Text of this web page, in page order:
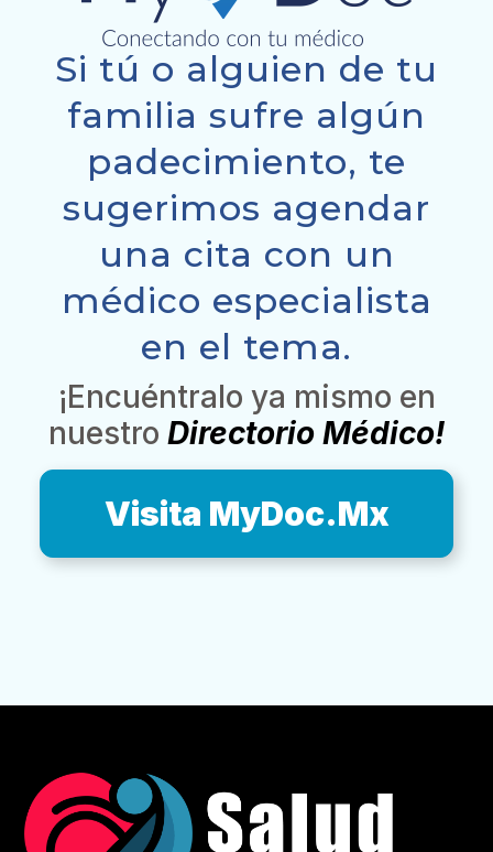
Si tú o alguien de tu
familia sufre algún
padecimiento, te
sugerimos agendar
una cita con un
médico especialista
en el tema.
¡Encuéntralo ya mismo en
nuestro Directorio Médico!
Visita MyDoc.Mx